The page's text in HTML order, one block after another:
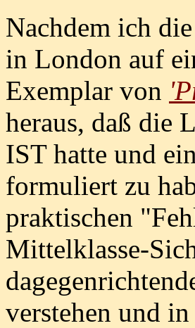
Nachdem ich
in London auf
Exemplar von
heraus, daß die
IST hatte und
formuliert zu
praktischen
Mittelklasse-
verstehen und